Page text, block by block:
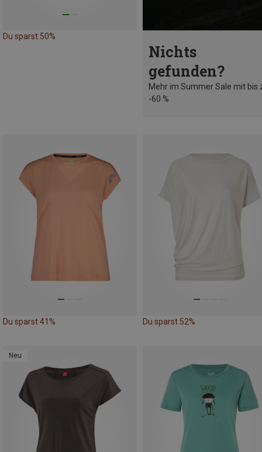
Du sparst 50%
Nichts
gefunden?
Mehr im Summer Sale mit bis
-60 %
Du sparst 41% Du sparst 52%
Neu